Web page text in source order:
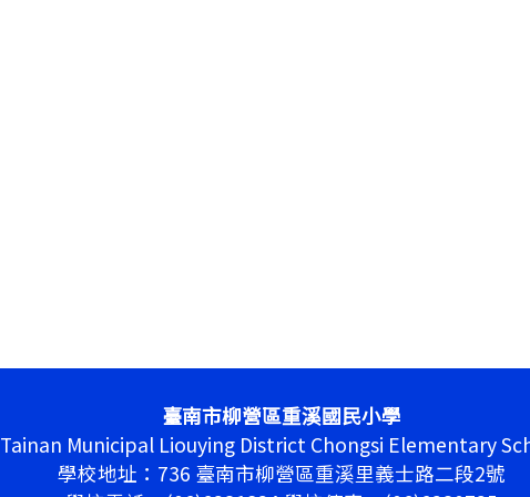
臺南市柳營區重溪國民小學
Tainan Municipal Liouying District Chongsi Elementary
學校地址：736 臺南市柳營區重溪里義士路二段2號